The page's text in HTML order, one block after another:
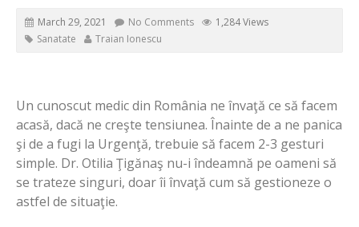
March 29, 2021 No Comments
1,284 Views
Sanatate
Traian Ionescu
Un cunoscut medic din România ne învaţă ce să facem
acasă, dacă ne creşte tensiunea. Înainte de a ne panica
şi de a fugi la Urgenţă, trebuie să facem 2-3 gesturi
simple. Dr. Otilia Ţigănaş nu-i îndeamnă pe oameni să
se trateze singuri, doar îi învaţă cum să gestioneze o
astfel de situaţie.